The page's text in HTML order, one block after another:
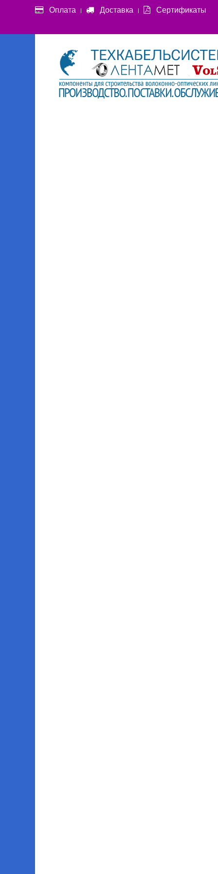
Оплата Доставка Сертификаты